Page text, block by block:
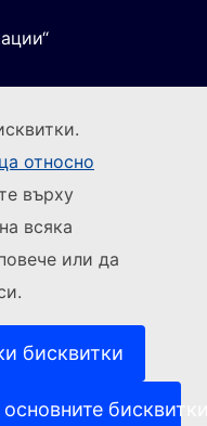
относно
върху
всяка
или да
бисквитки
връзка)
връзка)